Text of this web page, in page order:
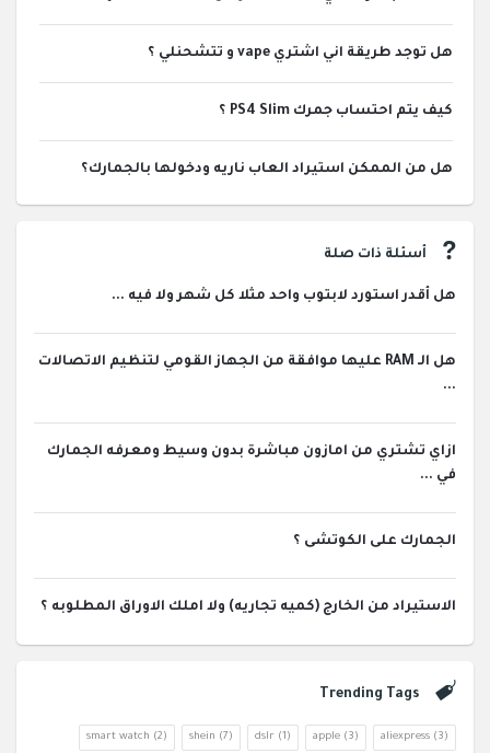
هل توجد طريقة اني اشتري vape و تتشحنلي ؟
كيف يتم احتساب جمرك PS4 Slim ؟
هل من الممكن استيراد العاب ناريه ودخولها بالجمارك؟
أسئلة ذات صلة
هل أقدر استورد لابتوب واحد مثلا كل شهر ولا فيه ...
هل الـ RAM عليها موافقة من الجهاز القومي لتنظيم الاتصالات
...
ازاي تشتري من امازون مباشرة بدون وسيط ومعرفه الجمارك
في ...
الجمارك على الكوتشى ؟
الاستيراد من الخارج (كميه تجاريه) ولا املك الاوراق المطلوبه ؟
Trending Tags
aliexpress (3)
apple (3)
dslr (1)
shein (7)
smart watch (2)